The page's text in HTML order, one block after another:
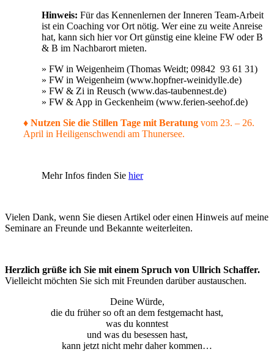
Hinweis: Für das Kennenlernen der Inneren Team-Arbeit
ist ein Coaching vor Ort nötig. Wer eine zu weite Anreise
hat, kann sich hier vor Ort günstig eine kleine FW oder B
& B im Nachbarort mieten.
» FW in Weigenheim (Thomas Weidt; 09842 93 61 31)
» FW in Weigenheim (www.hopfner-weinidylle.de)
» FW & Zi in Reusch (www.das-taubennest.de)
» FW & App in Geckenheim (www.ferien-seehof.de)
♦ Nutzen Sie die Stillen Tage mit Beratung vom 23. – 26.
April in Heiligenschwendi am Thunersee.
Mehr Infos finden Sie hier
Vielen Dank, wenn Sie diesen Artikel oder einen Hinweis auf meine
Seminare an Freunde und Bekannte weiterleiten.
Herzlich grüße ich Sie mit einem Spruch von Ullrich Schaffer.
Vielleicht möchten Sie sich mit Freunden darüber austauschen.
Deine Würde,
die du früher so oft an dem festgemacht hast,
was du konntest
und was du besessen hast,
kann jetzt nicht mehr daher kommen…